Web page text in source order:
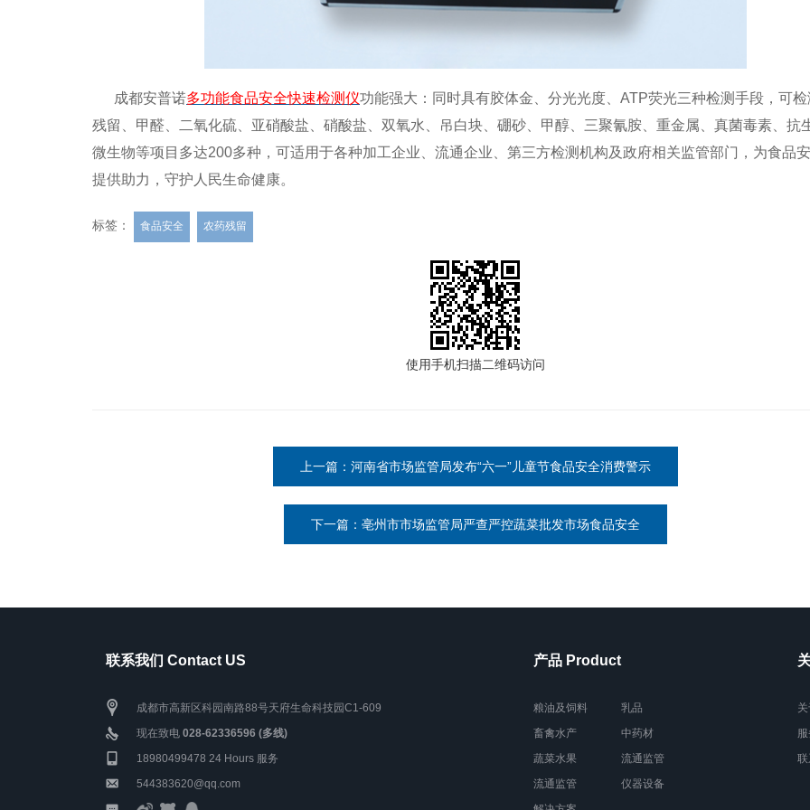
成都安普诺多功能食品安全快速检测仪功能强大：同时具有胶体金、分光光度、ATP荧光三种检测手段，可
残留、甲醛、二氧化硫、亚硝酸盐、硝酸盐、双氧水、吊白块、硼砂、甲醇、三聚氰胺、重金属、真菌毒素、抗
微生物等项目多达200多种，可适用于各种加工企业、流通企业、第三方检测机构及政府相关监管部门，为食品
提供助力，守护人民生命健康。
标签： 食品安全 农药残留
使用手机扫描二维码访问
上一篇：河南省市场监管局发布“六一”儿童节食品安全消费警示
下一篇：亳州市市场监管局严查严控蔬菜批发市场食品安全
联系我们 Contact US
成都市高新区科园南路88号天府生命科技园C1-609
现在致电 028-62336596 (多线)
18980499478 24 Hours 服务
544383620@qq.com
产品 Product
粮油及饲料
畜禽水产
蔬菜水果
流通监管
乳品
中药材
流通监管
仪器设备
联